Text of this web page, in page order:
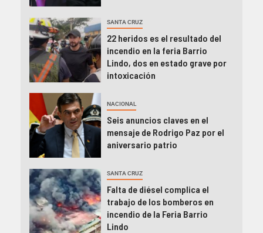
SANTA CRUZ
22 heridos es el resultado del
incendio en la feria Barrio
Lindo, dos en estado grave por
intoxicación
NACIONAL
Seis anuncios claves en el
mensaje de Rodrigo Paz por el
aniversario patrio
SANTA CRUZ
Falta de diésel complica el
trabajo de los bomberos en
incendio de la Feria Barrio
Lindo